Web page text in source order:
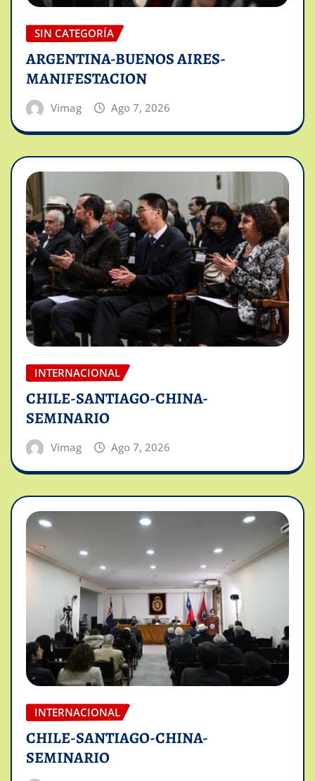
SIN CATEGORÍA
ARGENTINA-BUENOS AIRES-
MANIFESTACION
Vimag Ago 7, 2026
INTERNACIONAL
CHILE-SANTIAGO-CHINA-
SEMINARIO
Vimag Ago 7, 2026
INTERNACIONAL
CHILE-SANTIAGO-CHINA-
SEMINARIO